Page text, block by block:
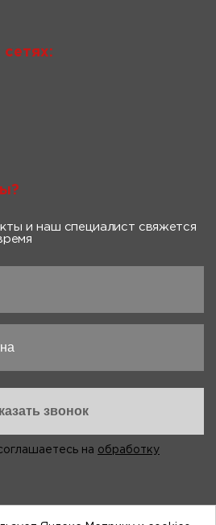
и наш специалист свяжется
на обработку